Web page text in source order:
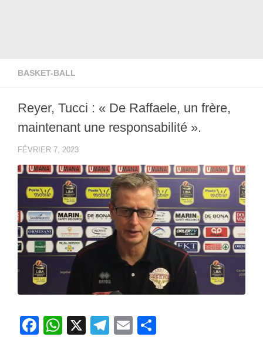
BASKET-BALL
Reyer, Tucci : « De Raffaele, un frère,
maintenant une responsabilité ».
FÉVRIER 7, 2023
Facebook
WhatsApp
X Telegram
Email